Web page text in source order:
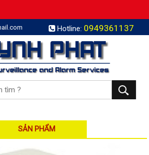
GÓI
GÓI
Hotline: 0949361137
SẢN PHẨM